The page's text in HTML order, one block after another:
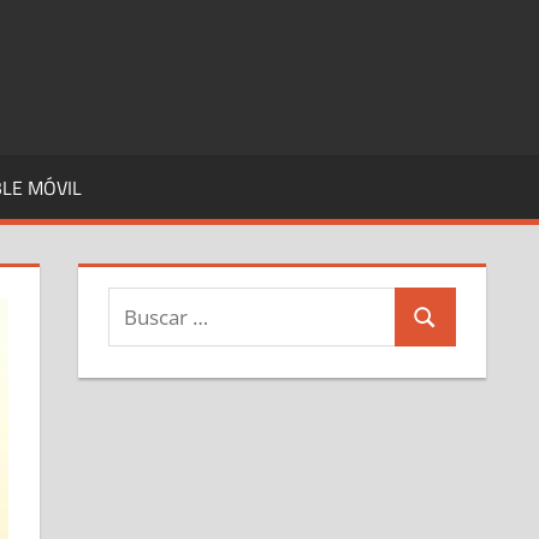
MÓVIL
Buscar:
Buscar